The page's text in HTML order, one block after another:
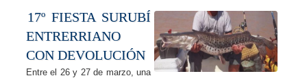
17º FIESTA SURUBÍ
ENTRERRIANO
CON DEVOLUCIÓN
Entre el 26 y 27 de marzo, una